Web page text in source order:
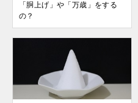
「胴上げ」や「万歳」をする
の？